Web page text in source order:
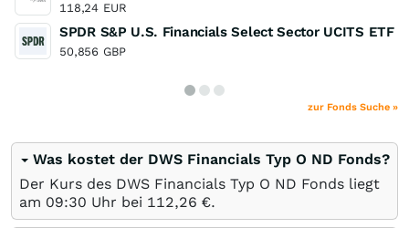
118,24 EUR
SPDR S&P U.S. Financials Select Sector UCITS ETF
50,856 GBP
zur Fonds Suche »
Was kostet der DWS Financials Typ O ND Fonds?
Der Kurs des DWS Financials Typ O ND Fonds liegt
am 09:30 Uhr bei 112,26 €.